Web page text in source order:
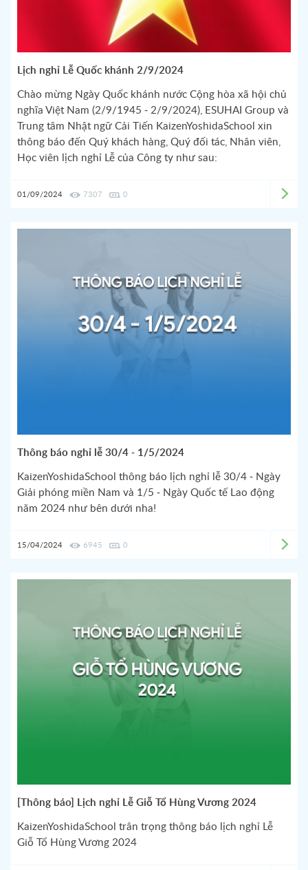
Lịch nghỉ Lễ Quốc khánh 2/9/2024
Chào mừng Ngày Quốc khánh nước Cộng hòa xã hội chủ
nghĩa Việt Nam (2/9/1945 - 2/9/2024), ESUHAI Group và
Trung tâm Nhật ngữ Cải Tiến KaizenYoshidaSchool xin
thông báo đến Quý khách hàng, Quý đối tác, Nhân viên,
Học viên lịch nghỉ Lễ của Công ty như sau:
01/09/2024 7307 0
Thông báo nghỉ lễ 30/4 - 1/5/2024
KaizenYoshidaSchool thông báo lịch nghỉ lễ 30/4 - Ngày
Giải phóng miền Nam và 1/5 - Ngày Quốc tế Lao động
năm 2024 như bên dưới nha!
15/04/2024 6945 0
[Thông báo] Lịch nghỉ Lễ Giỗ Tổ Hùng Vương 2024
KaizenYoshidaSchool trân trọng thông báo lịch nghỉ Lễ
Giỗ Tổ Hùng Vương 2024